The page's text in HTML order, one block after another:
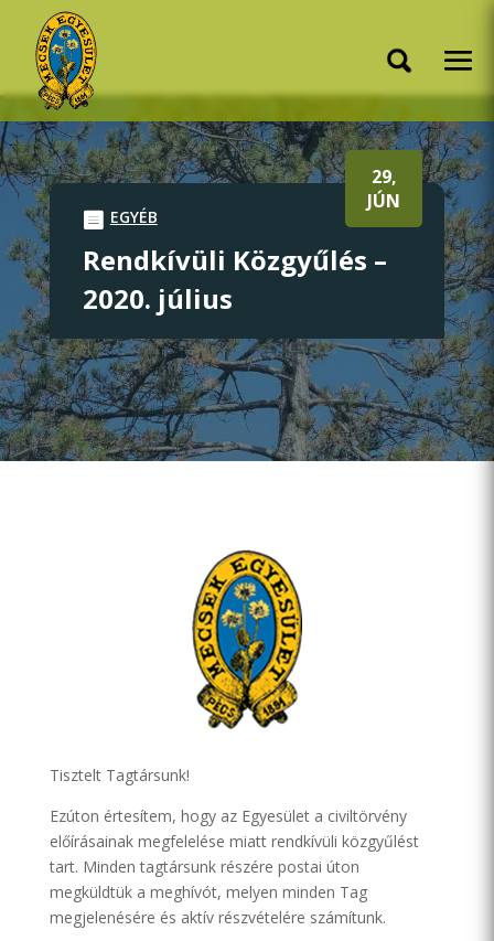
29,
JÚN
EGYÉB
Rendkívüli Közgyűlés –
2020. július
Tisztelt Tagtársunk!
Ezúton értesítem, hogy az Egyesület a civiltörvény
előírásainak megfelelése miatt rendkívüli közgyűlést
tart. Minden tagtársunk részére postai úton
megküldtük a meghívót, melyen minden Tag
megjelenésére és aktív részvételére számítunk.